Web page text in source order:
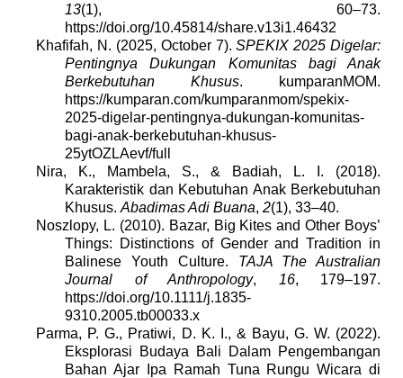
13(1), 60–73.
https://doi.org/10.45814/share.v13i1.46432
Khafifah, N. (2025, October 7).SPEKIX 2025 Digelar:
Pentingnya Dukungan Komunitas bagi Anak
Berkebutuhan Khusus. kumparanMOM.
https://kumparan.com/kumparanmom/spekix-
2025-digelar-pentingnya-dukungan-komunitas-
bagi-anak-berkebutuhan-khusus-
25ytOZLAevf/full
Nira, K., Mambela, S., & Badiah, L. I. (2018).
Karakteristik dan Kebutuhan Anak Berkebutuhan
Khusus.Abadimas Adi Buana,2(1), 33–40.
Noszlopy, L. (2010). Bazar, Big Kites and Other Boys’
Things: Distinctions of Gender and Tradition in
Balinese Youth Culture. TAJA The Australian
Journal of Anthropology, 16, 179–197.
https://doi.org/10.1111/j.1835-
9310.2005.tb00033.x
Parma, P. G., Pratiwi, D. K. I., & Bayu, G. W. (2022).
Eksplorasi Budaya Bali Dalam Pengembangan
Bahan Ajar Ipa Ramah Tuna Rungu Wicara di